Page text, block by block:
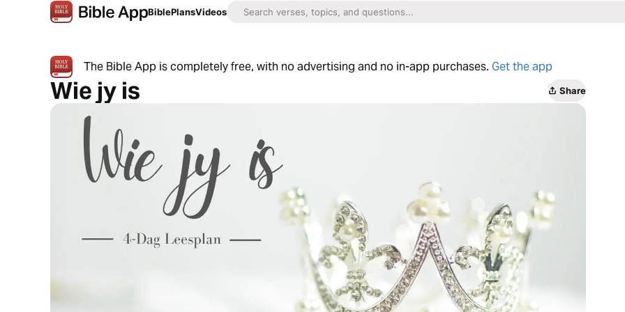
BiblePlansVideos
The Bible App is completely free, with no advertising and no in-app purchases. Get the app
Wie jy is Share